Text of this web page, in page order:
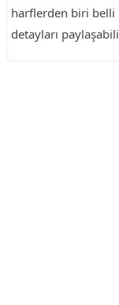
harflerden biri belli
detayları